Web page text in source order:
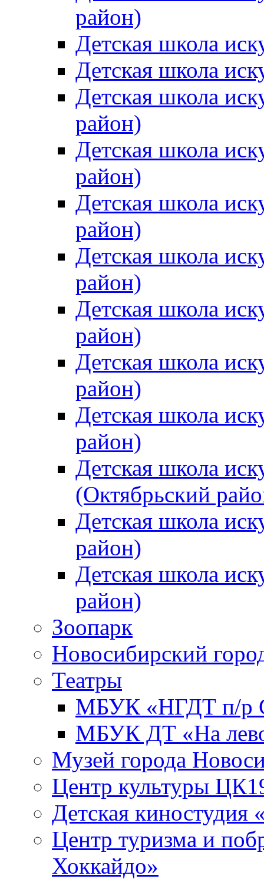
район)
Детская школа
Детская школа
Детская школа
район)
Детская школа
район)
Детская школа
район)
Детская школа
район)
Детская школа
район)
Детская школа
район)
Детская школа
район)
Детская школа
(Октябрьский
Детская школа
район)
Детская школа
район)
Зоопарк
Новосибирский
Театры
МБУК «НГДТ п/р
МБУК ДТ «На
Музей города
Центр культуры
Детская киностудия
Центр туризма и
Хоккайдо»